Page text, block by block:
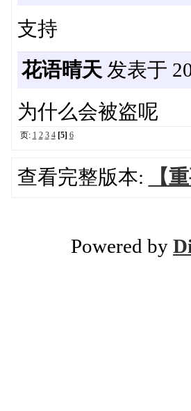
支持
花语晴天 发表于
为什么会被盗呢
页: 1 2 3 4 [5] 6
查看完整版本: 【
Powered by